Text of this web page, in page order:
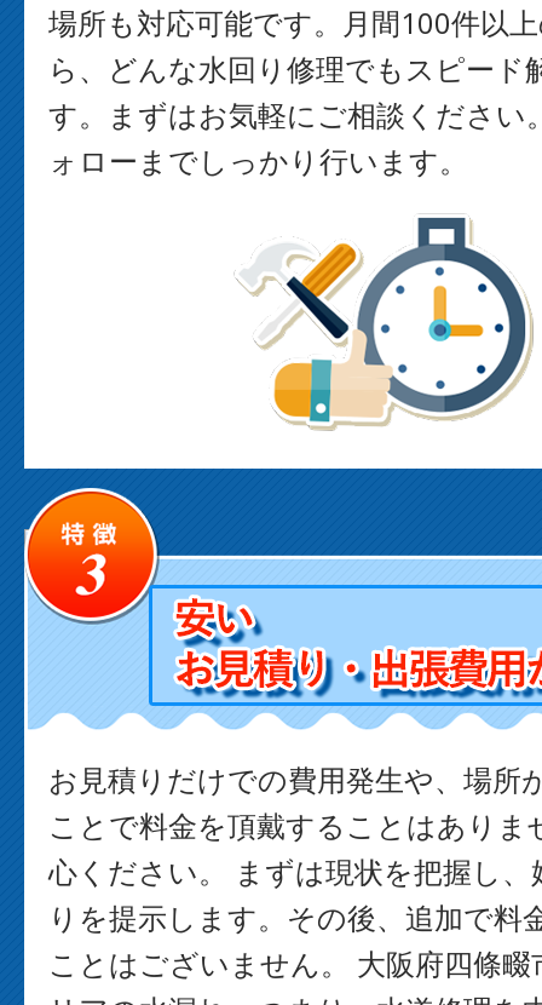
場所も対応可能です。月間100件以
ら、どんな水回り修理でもスピード
す。まずはお気軽にご相談ください
ォローまでしっかり行います。
お見積りだけでの費用発生や、場所
ことで料金を頂戴することはありま
心ください。 まずは現状を把握し
りを提示します。その後、追加で料
ことはございません。 大阪府四條畷